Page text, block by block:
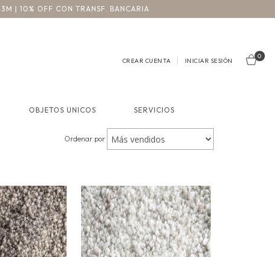
| 10% OFF CON TRANSF. BANCARIA
CREAR CUENTA INICIAR SESIÓN
0
OBJETOS UNICOS SERVICIOS
Ordenar por